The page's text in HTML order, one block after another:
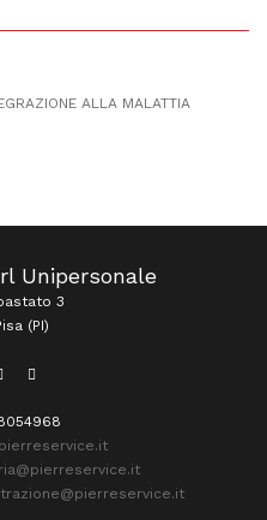
ALLA MALATTIA
Unipersonale
3
(PI)